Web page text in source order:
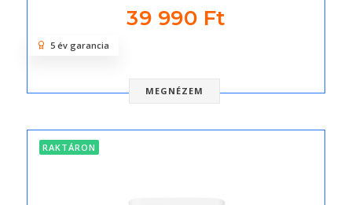
39 990 Ft
MEGNÉZEM
5 év garancia
RAKTÁRON